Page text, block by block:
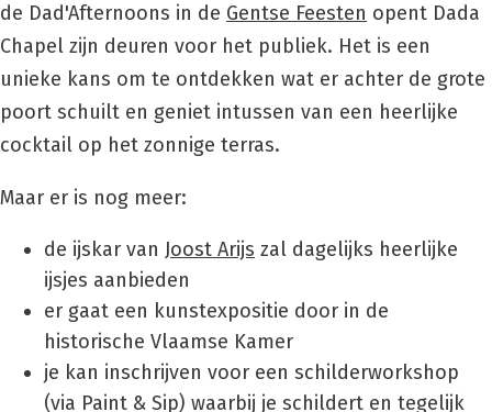
de Dad'Afternoons in de Gentse Feesten opent Dada
Chapel zijn deuren voor het publiek. Het is een
unieke kans om te ontdekken wat er achter de grote
poort schuilt en geniet intussen van een heerlijke
cocktail op het zonnige terras.
Maar er is nog meer:
de ijskar van Joost Arijs zal dagelijks heerlijke
ijsjes aanbieden
er gaat een kunstexpositie door in de
historische Vlaamse Kamer
je kan inschrijven voor een schilderworkshop
(via Paint & Sip) waarbij je schildert en tegelijk